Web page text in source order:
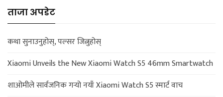
ताजा अपडेट
कथा सुनाउनुहोस्, पल्सर जित्नुहोस्
Xiaomi Unveils the New Xiaomi Watch S5 46mm Smartwatch
शाओमीले सार्वजनिक गर्‍यो नयाँ Xiaomi Watch S5 स्मार्ट वाच